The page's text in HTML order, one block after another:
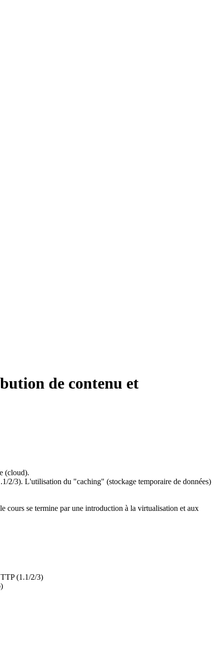
de contenu et
(cloud).
2/3). L'utilisation du "caching" (stockage temporaire de données)
cours se termine par une introduction à la virtualisation et aux
(1.1/2/3)